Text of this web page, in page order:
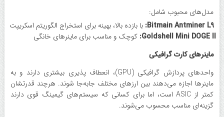
مدل‌های محبوب شامل:
Bitmain Antminer L9: با بازده بالا، بهینه برای استخراج الگوریتم اسکریپت
Goldshell Mini DOGE II: کوچک و مناسب برای ماینرهای خانگی
ماینرهای کارت گرافیکی
واحدهای پردازش گرافیکی (GPU)، انعطاف‌ پذیری بیشتری دارند و به
ماینرها اجازه می‌دهند بین ارزهای مختلف جابه‌جا شوند. هرچند قدرتشان
کمتر از ASIC است، اما برای کسانی که سیستم‌های گیمینگ قوی دارند
گزینه‌ای مناسب محسوب می‌شوند.